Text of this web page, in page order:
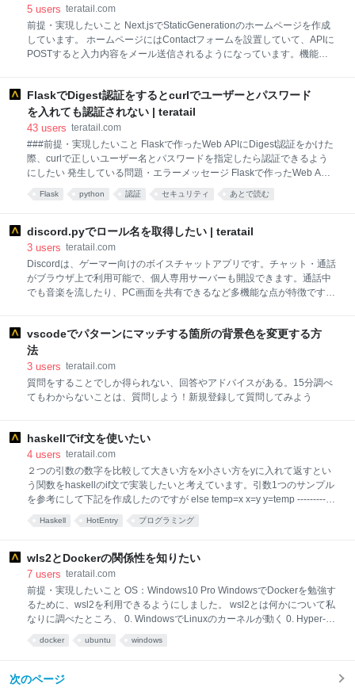
5 users teratail.com
前提・実現したいこと Next.jsでStaticGenerationのホームページを作成
しています。 ホームページにはContactフォームを設置していて、APIに
POSTすると入力内容をメール送信されるようになっています。機能自
埋め込んで、POSTリクエスト時にクライアント側のJSからセッション
情報を送信して、サーバ側で検証すれば良いのだと思いますが、フォー
ムページにセッション情報を埋め込む方法がわかりません。 Next.jsの公
式も読んだのですが、該当箇所がよくわかりませんでした。 全体的な理
解が足りていないのかもしれませんが、このあたりの実装方法のヒント
や参考文献についてお知恵を拝借できますと助かります。よろしくお願
FlaskでDigest認証をするとcurlでユーザーとパスワード
を入れても認証されない | teratail
43 users teratail.com
###前提・実現したいこと Flaskで作ったWeb APIにDigest認証をかけた
際、curlで正しいユーザー名とパスワードを指定したら認証できるよう
にしたい 発生している問題・エラーメッセージ Flaskで作ったWeb API
にDigest認証をかけた際、curlで正しいユーザー名とパスワードを指定
しても認証されません。何故なのでしょうか？ ブラウザでユーザー名と
す。 $ curl --digest -u a:a http://127.0.0.1:80 Unauthorized Access 1from
flask import Flask, jsonify, abort, make_response, request 2from
flask_httpauth import HTTPDigestAuth 3 4api =
Flask python 認証 セキュリティ あとで読む
discord.pyでロール名を取得したい | teratail
3 users teratail.com
Discordは、ゲーマー向けのボイスチャットアプリです。チャット・通話
がブラウザ上で利用可能で、個人専用サーバーも開設できます。通話中
でも音楽を流したり、PC画面を共有できるなど多機能な点が特徴です。
ョン2系とバージョン3系が使用されています。 商用製品の開発にも無料
で使用でき、OSだけでなく仮想環境にも対応。Unicodeによる文字列操
作をサポートしているため、日本語処理も標準で可能です。
vscodeでパターンにマッチする箇所の背景色を変更する方
法
3 users teratail.com
質問をすることでしか得られない、回答やアドバイスがある。15分調べ
てもわからないことは、質問しよう！新規登録して質問してみよう
haskellでif文を使いたい
4 users teratail.com
２つの引数の数字を比較して大きい方をx小さい方をyに入れて返すとい
う関数をhaskellのif文で実装したいと考えています。引数1つのサンプル
を参考にして下記を作成したのですが else temp=x x=y y=temp ---------- ^
Failed, no modules loaded. temp=xで上記のようなエラーが出ます. おそ
らく書き方が間違えていると予想しているのですが、どこが間違えてい
Haskell HotEntry プログラミング
wls2とDockerの関係性を知りたい
7 users teratail.com
前提・実現したいこと OS：Windows10 Pro WindowsでDockerを勉強す
るために、wsl2を利用できるようにしました。 wsl2とは何かについて私
なりに調べたところ、 0. WindowsでLinuxのカーネルが動く 0. Hyper-V
Linuxに近いOSが動いていると理解しています。 そして、Docker for
docker ubuntu windows
次のページ